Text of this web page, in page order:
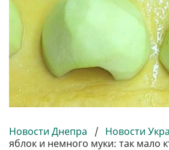
Новости Днепра / Новости
яблок и немного муки: так мало